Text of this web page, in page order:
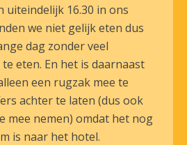
uiteindelijk 16.30 in ons
we niet gelijk eten dus
dag zonder veel
eten. En het is daarnaast
een rugzak mee te
achter te laten (dus ook
mee nemen) omdat het nog
is naar het hotel.